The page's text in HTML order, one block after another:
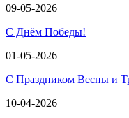
09-05-2026
С Днём Победы!
01-05-2026
С Праздником Весны и
10-04-2026